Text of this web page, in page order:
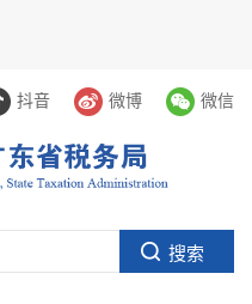
抖音 微博 微信